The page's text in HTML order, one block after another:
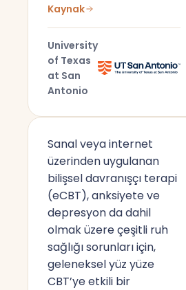
Kaynak
University
of Texas
at San
Antonio
Sanal veya internet
üzerinden uygulanan
bilişsel davranışçı terapi
(eCBT), anksiyete ve
depresyon da dahil
olmak üzere çeşitli ruh
sağlığı sorunları için,
geleneksel yüz yüze
CBT’ye etkili bir